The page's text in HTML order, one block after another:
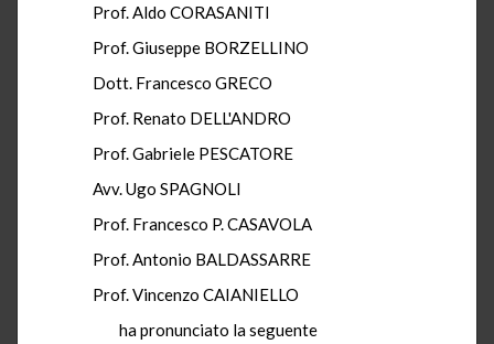
Prof. Aldo CORASANITI
Prof. Giuseppe BORZELLINO
Dott. Francesco GRECO
Prof. Renato DELL'ANDRO
Prof. Gabriele PESCATORE
Avv. Ugo SPAGNOLI
Prof. Francesco P. CASAVOLA
Prof. Antonio BALDASSARRE
Prof. Vincenzo CAIANIELLO
ha pronunciato la seguente